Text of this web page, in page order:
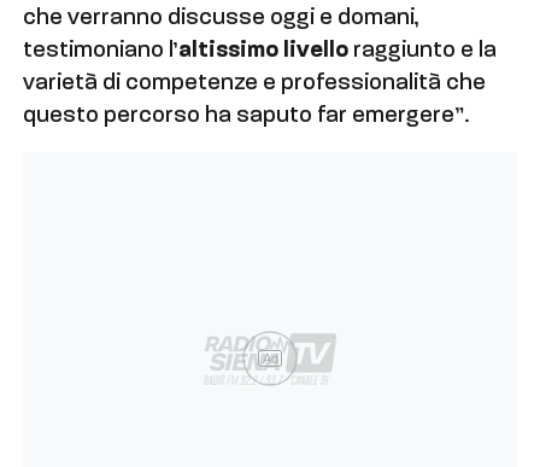
che verranno discusse oggi e domani,
testimoniano l’altissimo livello raggiunto e la
varietà di competenze e professionalità che
questo percorso ha saputo far emergere”.
Ad